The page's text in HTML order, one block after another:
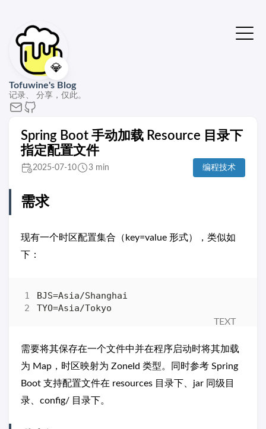
💎
Tofuwine's Blog
记录、 分享，仅此。
Spring Boot 手动加载 Resource 目录下
指定配置文件
2025-07-10 3 min 编程技术
需求
现有一个时区配置集合（key=value 形式），类似如
下：
需要将其保存在一个文件中并在程序启动时将其加载
为 Map，时区映射为 ZoneId 类型。同时参考 Spring
Boot 支持配置文件在 resources 目录下、jar 同级目
录、config/ 目录下。